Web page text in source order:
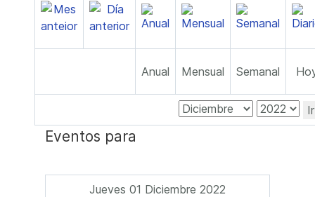
Anual Mensual Semanal
Eventos para
Jueves 01 Diciembre 2022